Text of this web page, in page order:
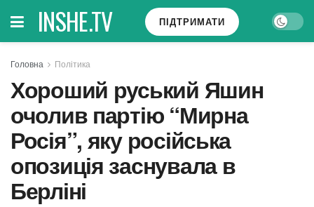
INSHE.TV ПІДТРИМАТИ
Головна Політика
Хороший руський Яшин
очолив партію “Мирна
Росія”, яку російська
опозиція заснувала в
Берліні